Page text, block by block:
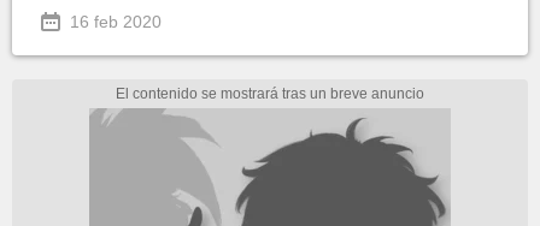
16 feb 2020